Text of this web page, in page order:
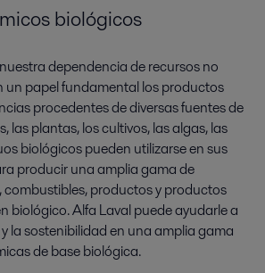
biológicos
dependencia de recursos no
un papel fundamental los productos
procedentes de diversas fuentes de
las plantas, los cultivos, las algas, las
biológicos pueden utilizarse en sus
producir una amplia gama de
productos y productos
biológico. Alfa Laval puede ayudarle a
la sostenibilidad en una amplia gama
de base biológica.